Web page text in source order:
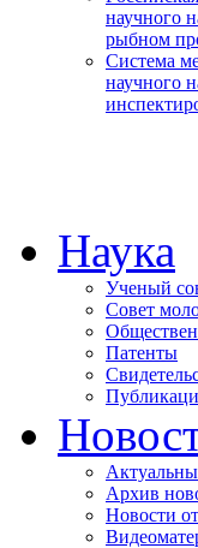
научного
рыбном
Система
научного
Наука
Ученый
Совет
Патенты
Архив
Новости